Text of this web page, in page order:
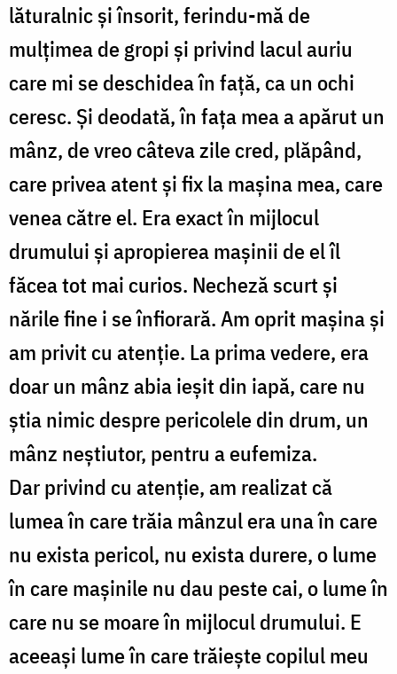
lăturalnic și însorit, ferindu-mă de
mulțimea de gropi și privind lacul auriu
care mi se deschidea în față, ca un ochi
ceresc. Și deodată, în fața mea a apărut un
mânz, de vreo câteva zile cred, plăpând,
care privea atent și fix la mașina mea, care
venea către el. Era exact în mijlocul
drumului și apropierea mașinii de el îl
făcea tot mai curios. Necheză scurt și
nările fine i se înfiorară. Am oprit mașina și
am privit cu atenție. La prima vedere, era
doar un mânz abia ieșit din iapă, care nu
știa nimic despre pericolele din drum, un
mânz neștiutor, pentru a eufemiza.
Dar privind cu atenție, am realizat că
lumea în care trăia mânzul era una în care
nu exista pericol, nu exista durere, o lume
în care mașinile nu dau peste cai, o lume în
care nu se moare în mijlocul drumului. E
aceeași lume în care trăiește copilul meu